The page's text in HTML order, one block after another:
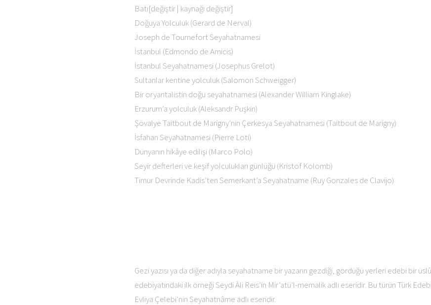
Batı[değiştir | kaynağı değiştir]
Doğuya Yolculuk (Gerard de Nerval)
Joseph de Tournefort Seyahatnamesi
İstanbul (Edmondo de Amicis)
İstanbul Seyahatnamesi (Josephus Grelot)
Sultanlar kentine yolculuk (Salomon Schweigger)
Bir oryantalistin doğu seyahatnamesi (Alexander William Kinglake)
Erzurum’a yolculuk (Aleksandr Puşkin)
Şövalye Taitbout de Marigny’nin Çerkesya Seyahatnamesi (Taitbout de Marigny)
İsfahan Seyahatnamesi (Pierre Loti)
Dünyanın hikâye edilişi (Marco Polo)
Seyir defterleri ve keşif yolculukları günlüğü (Kristof Kolomb)
Timur Devrinde Kadis’ten Semerkant’a Seyahatname (Ruy Gonzales de Clavijo)
Gezi yazısı ya da diğer adıyla seyahatname bir yazarın gezdiği, gördüğü yerleri edebi bir
edebiyatındaki ilk örneği Seydi Âli Reis’in Mir’atü’l-memalik adlı eseridir. Bu türün Türk
Evliya Çelebi’nin Seyahatnâme adlı eseridir.